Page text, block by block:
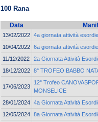
100 Rana
Data
13/02/2022 4a giornata attività
10/04/2022 6a giornata attività
11/12/2022
2a Giornata Attività
18/12/2022 8° TROFEO BABBO
17/06/2023
12° Trofeo
MONSELICE
28/01/2024 4a Giornata Attività
12/05/2024 8a Giornata Attività